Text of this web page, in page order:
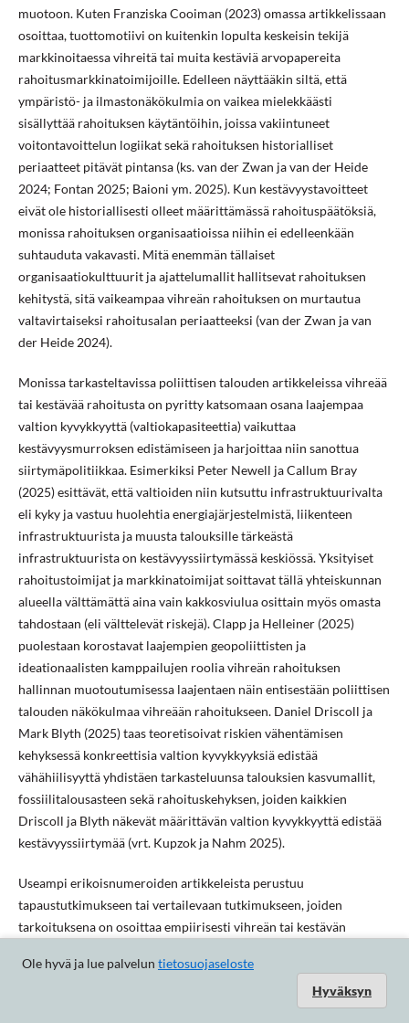
muotoon. Kuten Franziska Cooiman (2023) omassa artikkelissaan
osoittaa, tuottomotiivi on kuitenkin lopulta keskeisin tekijä
markkinoitaessa vihreitä tai muita kestäviä arvopapereita
rahoitusmarkkinatoimijoille. Edelleen näyttääkin siltä, että
ympäristö- ja ilmastonäkökulmia on vaikea mielekkäästi
sisällyttää rahoituksen käytäntöihin, joissa vakiintuneet
voitontavoittelun logiikat sekä rahoituksen historialliset
periaatteet pitävät pintansa (ks. van der Zwan ja van der Heide
2024; Fontan 2025; Baioni ym. 2025). Kun kestävyystavoitteet
eivät ole historiallisesti olleet määrittämässä rahoituspäätöksiä,
monissa rahoituksen organisaatioissa niihin ei edelleenkään
suhtauduta vakavasti. Mitä enemmän tällaiset
organisaatiokulttuurit ja ajattelumallit hallitsevat rahoituksen
kehitystä, sitä vaikeampaa vihreän rahoituksen on murtautua
valtavirtaiseksi rahoitusalan periaatteeksi (van der Zwan ja van
der Heide 2024).
Monissa tarkasteltavissa poliittisen talouden artikkeleissa vihreää
tai kestävää rahoitusta on pyritty katsomaan osana laajempaa
valtion kyvykkyyttä (valtiokapasiteettia) vaikuttaa
kestävyysmurroksen edistämiseen ja harjoittaa niin sanottua
siirtymäpolitiikkaa. Esimerkiksi Peter Newell ja Callum Bray
(2025) esittävät, että valtioiden niin kutsuttu infrastruktuurivalta
eli kyky ja vastuu huolehtia energiajärjestelmistä, liikenteen
infrastruktuurista ja muusta talouksille tärkeästä
infrastruktuurista on kestävyyssiirtymässä keskiössä. Yksityiset
rahoitustoimijat ja markkinatoimijat soittavat tällä yhteiskunnan
alueella välttämättä aina vain kakkosviulua osittain myös omasta
tahdostaan (eli välttelevät riskejä). Clapp ja Helleiner (2025)
puolestaan korostavat laajempien geopoliittisten ja
ideationaalisten kamppailujen roolia vihreän rahoituksen
hallinnan muotoutumisessa laajentaen näin entisestään poliittisen
talouden näkökulmaa vihreään rahoitukseen. Daniel Driscoll ja
Mark Blyth (2025) taas teoretisoivat riskien vähentämisen
kehyksessä konkreettisia valtion kyvykkyyksiä edistää
vähähiilisyyttä yhdistäen tarkasteluunsa talouksien kasvumallit,
fossiilitalousasteen sekä rahoituskehyksen, joiden kaikkien
Driscoll ja Blyth näkevät määrittävän valtion kyvykkyyttä edistää
kestävyyssiirtymää (vrt. Kupzok ja Nahm 2025).
Useampi erikoisnumeroiden artikkeleista perustuu
tapaustutkimukseen tai vertailevaan tutkimukseen, joiden
tarkoituksena on osoittaa empiirisesti vihreän tai kestävän
institutionaalisissa rakenteissa. Edellä mainittujen (ks. Larsen
2025; Kupzok ja Nahm 2025) lisäksi James Chamberlain ja Nick
Ole hyvä ja lue palvelun tietosuojaseloste
Hyväksyn